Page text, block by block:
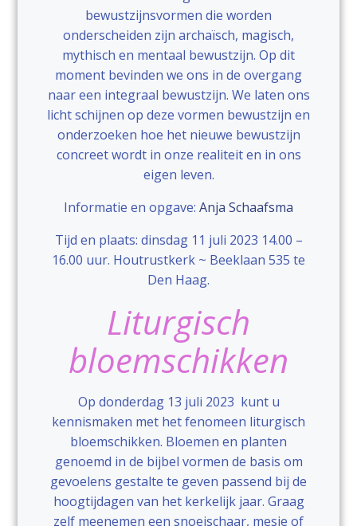
bewustzijnsvormen die worden
onderscheiden zijn archaïsch, magisch,
mythisch en mentaal bewustzijn. Op dit
moment bevinden we ons in de overgang
naar een integraal bewustzijn. We laten ons
licht schijnen op deze vormen bewustzijn en
onderzoeken hoe het nieuwe bewustzijn
concreet wordt in onze realiteit en in ons
eigen leven.
Informatie en opgave: Anja Schaafsma
Tijd en plaats: dinsdag 11 juli 2023 14.00 –
16.00 uur. Houtrustkerk ~ Beeklaan 535 te
Den Haag.
Liturgisch
bloemschikken
Op donderdag 13 juli 2023 kunt u
kennismaken met het fenomeen liturgisch
bloemschikken. Bloemen en planten
genoemd in de bijbel vormen de basis om
gevoelens gestalte te geven passend bij de
hoogtijdagen van het kerkelijk jaar. Graag
zelf meenemen een snoeischaar, mesje of